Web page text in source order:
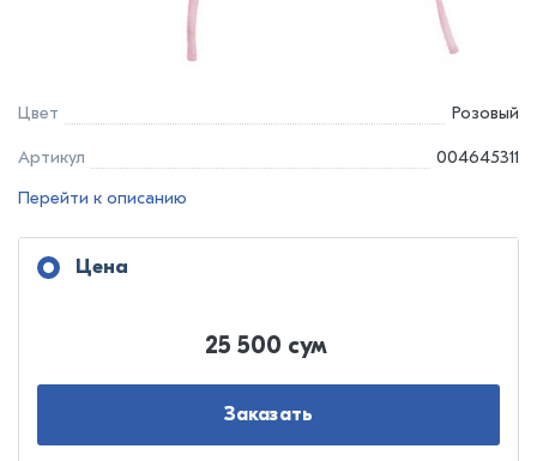
Цвет Розовый
Артикул
004645311
Перейти к описанию
Цена
25 500 сум
Заказать